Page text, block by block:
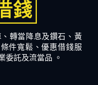
轉當降息及鑽石、黃
件寬鬆、優惠借錢服
委託及流當品 。